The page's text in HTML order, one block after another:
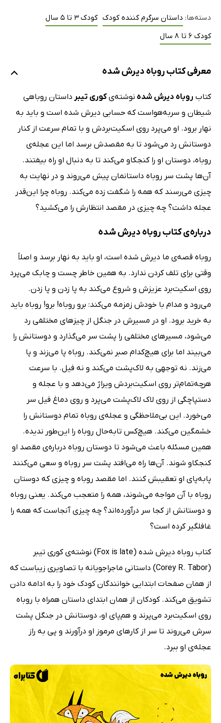
دسته‌ها: داستان سرگرم کننده کودک کودک 3 تا 5 سال
کودک 6 تا 8 سال
معرفی کتاب روباه دیرش شده
کتاب روباه دیرش شده نوشته‌یکوری تیبر داستان روباهی
شیطان و سربه‌هواست که حسابی دیرش شده است و باید به
نهار برود. او می‌پرد روی اسکیت‌بردش و با تمام سرعت از کنار
دوستانش رد می‌شود تا به مقصدش برسد اما این عجله‌ی
روباه، دوستان او را کنجکاو می‌کند تا به دنبال او راه بیفتند.
آن‌ها پشت سر روباه داستانمان پیش می‌روند و در نهایت به
چیزی می‌رسند که همه را شگفت زده می‌کند. روباه چرا این‌قدر
عجله داشت؟ چه چیزی در مقصد انتظارش را می‌کشید؟
درباره‌ی کتاب روباه دیرش شده
روباه قصه‌ی ما دیرش شده است، او باید به نهار برسد و اصلاً
وقتی برای تلف کردن ندارد. به همین خاطر چست و چابک می‌پرد
روی اسکیت‌برد عزیزش و شروع می‌کند به پا زدن و پا زدن.
می‌رود و مدام با خودش زمزمه می‌کند: برو روباه! برو! روباه باید
به خرید برود. او در مسیرش در جنگل از چیزهای مختلفی رد
می‌شود، مسیرهای مختلفی را پشت سر می‌گذارد و دوستانش را
می‌بیند اما برای هیچ‌کدام صبر نمی‌کند. روباه پا می‌زند و پا
می‌زند. نه توجهی به لاک‌پشت می‌کند و نه فیل. با سرعت
هرچه‌تمام‌تر روی اسکیت‌بردش ویراژ می‌دهد و با عجله و
دستپاچگی از روی لاک لاک‌پشت می‌پرد و روی دماغ فیل سر
می‌خورد. این بی‌ملاحظگی و عجله‌ی روباه تمام دوستانش را
خشمگین می‌کند. هیچ‌کس تابه‌حال روباه را این‌طور ندیده.
همین مسئله باعث می‌شود تا دوستان روباه درباره‌ی مقصد او
کنجکاو شوند. آن‌ها راه می‌افتد پشت سر روباه و سعی می‌کنند
پابه‌پای او تعقیبش کنند. اما مقصد روباه و چیزی که دوستان
روباه با آن مواجه می‌شوند، همه را متعجب می‌کند. یعنی روباه
و دوستانش از کجا سر درآورده‌اند؟ چه چیزی آنجاست که همه را
غافلگیر کرده است؟
کتاب روباه دیرش شده (Fox is late) نوشته‌ی کوری تیبر
(Corey R. Tabor) داستانی ماجراجویانه با تصاویری زیباست که
از همان صفحات ابتدایی خوانندگان کودک خود را به ادامه دادن
تشویق می‌کند. کودکان از همان ابتدای داستان همراه با روباه
روی اسکیت‌برد می‌پرند و هم‌پای او، دوستانش در جنگل پشت
سرش می‌روند تا سر از کارهای مرموز او درآورند و پی به راز
عجله‌ی او ببرد.